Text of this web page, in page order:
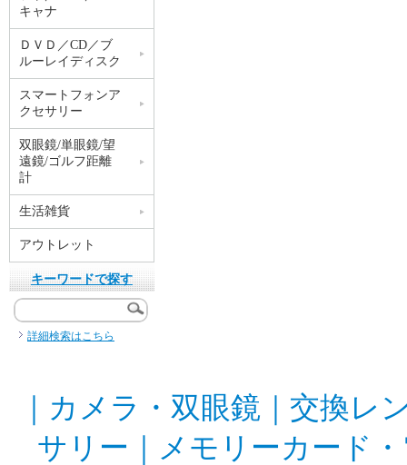
キャナ
ＤＶＤ／CD／ブ
ルーレイディスク
スマートフォンア
クセサリー
双眼鏡/単眼鏡/望
遠鏡/ゴルフ距離
計
生活雑貨
アウトレット
キーワードで探す
詳細検索はこちら
カメラ・双眼鏡
交換レ
サリー
メモリーカード